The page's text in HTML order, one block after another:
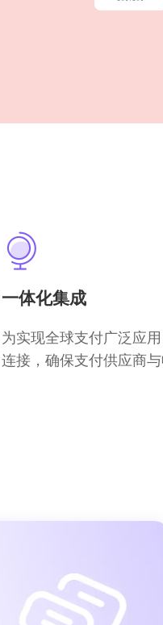
一体化集成
为实现全球支付广泛应
连接，确保支付供应商与